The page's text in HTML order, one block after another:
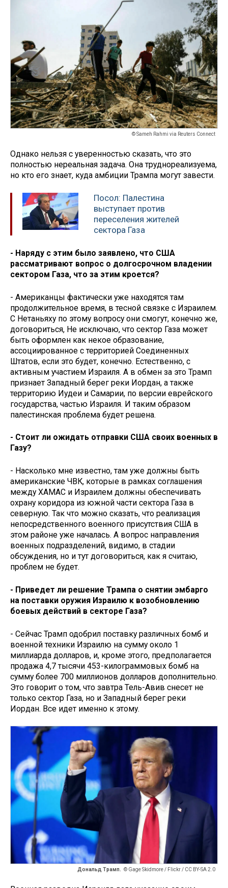
© Sameh Rahmi via Reuters Connect
Однако нельзя с уверенностью сказать, что это
полностью нереальная задача. Она труднореализуема,
но кто его знает, куда амбиции Трампа могут завести.
Посол: Палестина
выступает против
переселения жителей
сектора Газа
- Наряду с этим было заявлено, что США
рассматривают вопрос о долгосрочном владении
сектором Газа, что за этим кроется?
- Американцы фактически уже находятся там
продолжительное время, в тесной связке с Израилем.
С Нетаньяху по этому вопросу они смогут, конечно же,
договориться, Не исключаю, что сектор Газа может
быть оформлен как некое образование,
ассоциированное с территорией Соединенных
Штатов, если это будет, конечно. Естественно, с
активным участием Израиля. А в обмен за это Трамп
признает Западный берег реки Иордан, а также
территорию Иудеи и Самарии, по версии еврейского
государства, частью Израиля. И таким образом
палестинская проблема будет решена.
- Стоит ли ожидать отправки США своих военных в
Газу?
- Насколько мне известно, там уже должны быть
американские ЧВК, которые в рамках соглашения
между ХАМАС и Израилем должны обеспечивать
охрану коридора из южной части сектора Газа в
северную. Так что можно сказать, что реализация
непосредственного военного присутствия США в
этом районе уже началась. А вопрос направления
военных подразделений, видимо, в стадии
обсуждения, но и тут договориться, как я считаю,
проблем не будет.
- Приведет ли решение Трампа о снятии эмбарго
на поставки оружия Израилю к возобновлению
боевых действий в секторе Газа?
- Сейчас Трамп одобрил поставку различных бомб и
военной техники Израилю на сумму около 1
миллиарда долларов, и, кроме этого, предполагается
продажа 4,7 тысячи 453-килограммовых бомб на
сумму более 700 миллионов долларов дополнительно.
Это говорит о том, что завтра Тель-Авив снесет не
только сектор Газа, но и Западный берег реки
Иордан. Все идет именно к этому.
Дональд Трамп. © Gage Skidmore / Flickr / CC BY-SA 2.0